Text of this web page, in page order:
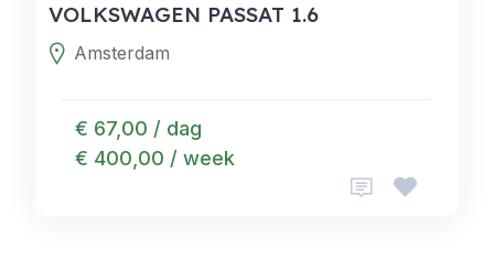
VOLKSWAGEN PASSAT 1.6
Amsterdam
€ 67,00 / dag
€ 400,00 / week